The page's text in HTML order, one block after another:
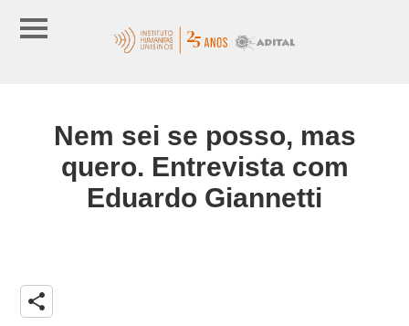
Nem sei se posso, mas
quero. Entrevista com
Eduardo Giannetti
share